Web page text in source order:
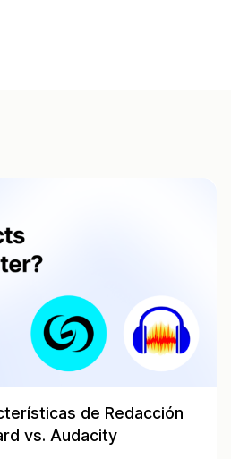
de Redacción
vs. Audacity